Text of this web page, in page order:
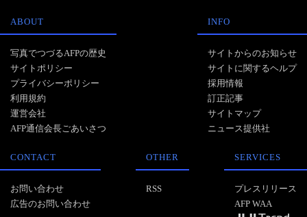
ABOUT
写真でつづるAFPの歴史
サイトポリシー
プライバシーポリシー
利用規約
運営会社
AFP通信会長ごあいさつ
INFO
サイトからのお知らせ
サイトに関するヘルプ
採用情報
訂正記事
サイトマップ
ニュース提供社
CONTACT
お問い合わせ
広告のお問い合わせ
OTHER
RSS
SERVICES
プレスリリース
AFP WAA